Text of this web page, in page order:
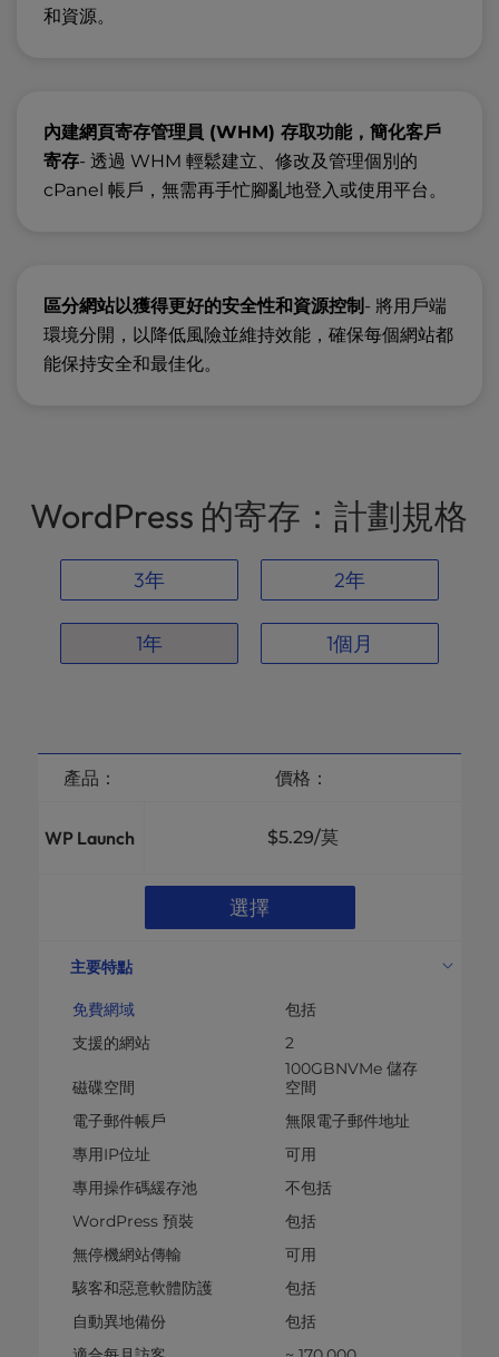
和資源。
內建網頁寄存管理員 (WHM) 存取功能，簡化客戶
寄存- 透過 WHM 輕鬆建立、修改及管理個別的
cPanel 帳戶，無需再手忙腳亂地登入或使用平台。
區分網站以獲得更好的安全性和資源控制 - 將用戶端
環境分開，以降低風險並維持效能，確保每個網站都
能保持安全和最佳化。
WordPress 的寄存：計劃規格
3年 2年
1年 1個月
產品： 價格：
WP Launch $5.29/莫
選擇
主要特點
免費網域
包括
支援的網站
2
磁碟空間
100GBNVMe 儲存
空間
電子郵件帳戶
無限電子郵件地址
專用IP位址
可用
專用操作碼緩存池
不包括
WordPress 預裝
包括
無停機網站傳輸
可用
駭客和惡意軟體防護
包括
自動異地備份
包括